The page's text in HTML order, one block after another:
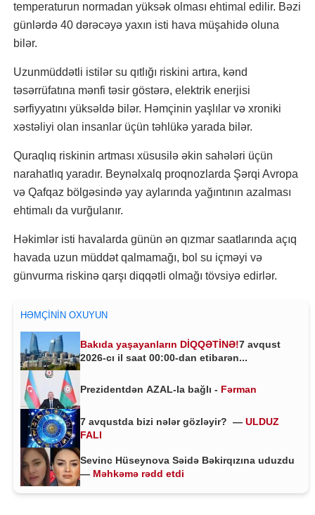
temperaturun normadan yüksək olması ehtimal edilir. Bəzi
günlərdə 40 dərəcəyə yaxın isti hava müşahidə oluna
bilər.
Uzunmüddətli istilər su qıtlığı riskini artıra, kənd
təsərrüfatına mənfi təsir göstərə, elektrik enerjisi
sərfiyyatını yüksəldə bilər. Həmçinin yaşlılar və xroniki
xəstəliyi olan insanlar üçün təhlükə yarada bilər.
Quraqlıq riskinin artması xüsusilə əkin sahələri üçün
narahatlıq yaradır. Beynəlxalq proqnozlarda Şərqi Avropa
və Qafqaz bölgəsində yay aylarında yağıntının azalması
ehtimalı da vurğulanır.
Həkimlər isti havalarda günün ən qızmar saatlarında açıq
havada uzun müddət qalmamağı, bol su içməyi və
günvurma riskinə qarşı diqqətli olmağı tövsiyə edirlər.
HƏMÇININ OXUYUN
Bakıda yaşayanların DİQQƏTİNƏ!7 avqust
2026-cı il saat 00:00-dan etibarən...
Prezidentdən AZAL-la bağlı - Fərman
7 avqustda bizi nələr gözləyir? — ULDUZ
FALI
Sevinc Hüseynova Səidə Bəkirqızına uduzdu
— Məhkəmə rədd etdi